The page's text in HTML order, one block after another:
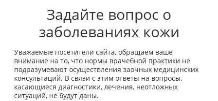
Задайте вопрос о
заболеваниях кожи
Уважаемые посетители сайта, обращаем ваше
внимание на то, что нормы врачебной практики не
подразумевают осуществления заочных медицинских
консультаций. В связи с этим ответы на вопросы,
касающиеся диагностики, лечения, неотложных
ситуаций, не будут даны.